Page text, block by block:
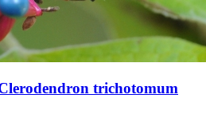
trichotomum